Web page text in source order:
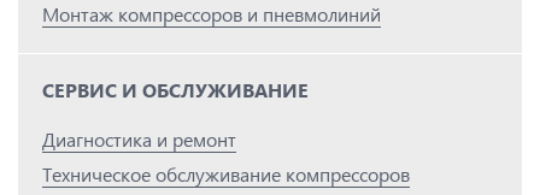
Монтаж компрессоров и пневмолиний
СЕРВИС И ОБСЛУЖИВАНИЕ
Диагностика и ремонт
Техническое обслуживание компрессоров